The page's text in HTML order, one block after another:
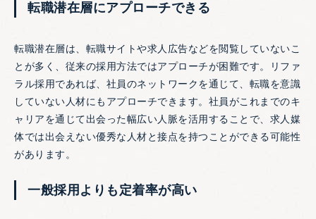
転職潜在層にアプローチできる
転職潜在層は、転職サイトや求人広告などを閲覧していないこ
とが多く、従来の採用方法ではアプローチが困難です。リファ
ラル採用であれば、社員のネットワークを通じて、転職を意識
していない人材にもアプローチできます。社員がこれまでのキ
ャリアを通じて出会った幅広い人脈を活用することで、求人媒
体では出会えない優秀な人材と接点を持つことができる可能性
があります。
一般採用よりも定着率が高い